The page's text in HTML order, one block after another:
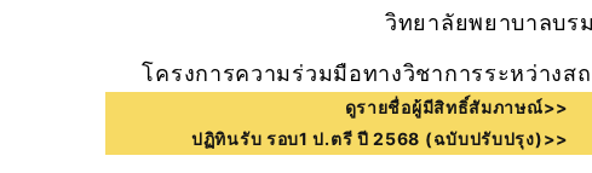
วิทยาลัยพยาบาลบร
โครงการความร่วมมือทางวิชาการระหว่างส
ดูรายชื่อผู้มีสิทธิ์สัมภาษณ์>>
ปฏิทินรับ รอบ1 ป.ตรี ปี 2568 (ฉบับปรับปรุง)>>